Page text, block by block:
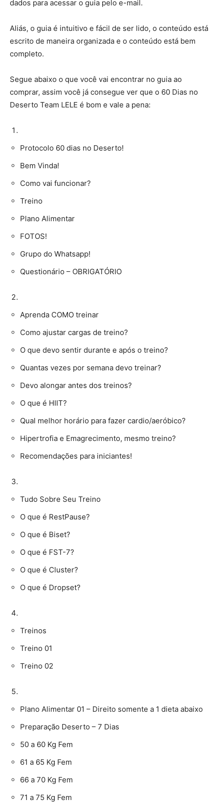
dados para acessar o guia pelo e-mail.
Aliás, o guia é intuitivo e fácil de ser lido, o conteúdo está
escrito de maneira organizada e o conteúdo está bem
completo.
Segue abaixo o que você vai encontrar no guia ao
comprar, assim você já consegue ver que o 60 Dias no
Deserto Team LELE é bom e vale a pena:
Protocolo 60 dias no Deserto!
Bem Vinda!
Como vai funcionar?
Treino
Plano Alimentar
FOTOS!
Grupo do Whatsapp!
Questionário – OBRIGATÓRIO
Aprenda COMO treinar
Como ajustar cargas de treino?
O que devo sentir durante e após o treino?
Quantas vezes por semana devo treinar?
Devo alongar antes dos treinos?
O que é HIIT?
Qual melhor horário para fazer cardio/aeróbico?
Hipertrofia e Emagrecimento, mesmo treino?
Recomendações para iniciantes!
Tudo Sobre Seu Treino
O que é RestPause?
O que é Biset?
O que é FST-7?
O que é Cluster?
O que é Dropset?
Treinos
Treino 01
Treino 02
Plano Alimentar 01 – Direito somente a 1 dieta abaixo
Preparação Deserto – 7 Dias
50 a 60 Kg Fem
61 a 65 Kg Fem
66 a 70 Kg Fem
71 a 75 Kg Fem